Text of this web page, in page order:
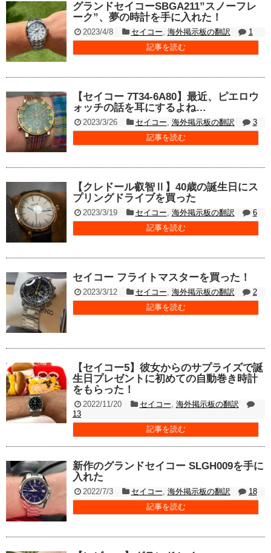
グランドセイコーSBGA211”スノーフレ
ーク”、夢の時計を手に入れた！
2023/4/8 セイコー, 海外掲示板の翻訳
1
記事を読む
【セイコー 7T34-6A80】最近、ピエロウ
ォッチの話を耳にするよね…
2023/3/26 セイコー, 海外掲示板の翻訳
3
記事を読む
【クレドール叡智Ⅱ】40歳の誕生日にス
プリングドライブを買った
2023/3/19 セイコー, 海外掲示板の翻訳
6
記事を読む
セイコー フライトマスターを買った！
2023/3/12 セイコー, 海外掲示板の翻訳
2
記事を読む
【セイコー5】彼女からのサプライズで誕
生日プレゼントに初めての自動巻き時計
をもらった！
2022/11/20 セイコー, 海外掲示板の翻訳
13
記事を読む
新作のグランドセイコー SLGH009を手に
入れた
2022/7/3 セイコー, 海外掲示板の翻訳
18
記事を読む